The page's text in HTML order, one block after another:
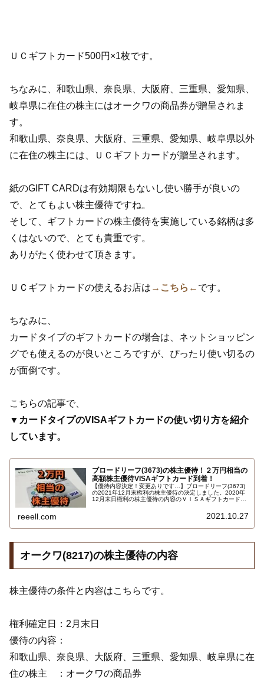
ＵＣギフトカード500円×1枚です。
ちなみに、和歌山県、奈良県、大阪府、三重県、愛知県、
岐阜県に在住の株主にはオークワの商品券が贈呈されま
す。
和歌山県、奈良県、大阪府、三重県、愛知県、岐阜県以外
に在住の株主には、ＵＣギフトカードが贈呈されます。
紙のGIFT CARDは有効期限もないし使い勝手が良いの
で、とてもよい株主優待ですね。
そして、ギフトカードの株主優待を実施している銘柄は多
くはないので、とても貴重です。
ありがたく使わせて頂きます。
ＵＣギフトカードの使えるお店は →こちら← です。
ちなみに、
カードタイプのギフトカードの場合は、ネットショッピン
グでも使えるのが良いところですが、ぴったり使い切るの
が面倒です。
こちらの記事で、
▼カードタイプのVISAギフトカードの使い切り方を紹介
しています。
ブロードリーフ(3673)の株主優待！２万円相当の
高額株主優待VISAギフトカード到着！
【優待内容決定！変更ありです…】ブロードリーフ(3673)
の2021年12月末権利の株主優待の決定しました。2020年
12月末日権利の株主優待の内容のＶＩＳＡギフトカードか
マートフォン決済アプリ TOYOTA Wallet での電子マネー
reeell.com 2021.10.27
オークワ(8217)の株主優待の内容
株主優待の条件と内容はこちらです。
権利確定日：2月末日
優待の内容：
和歌山県、奈良県、大阪府、三重県、愛知県、岐阜県に在
住の株主 ：オークワの商品券